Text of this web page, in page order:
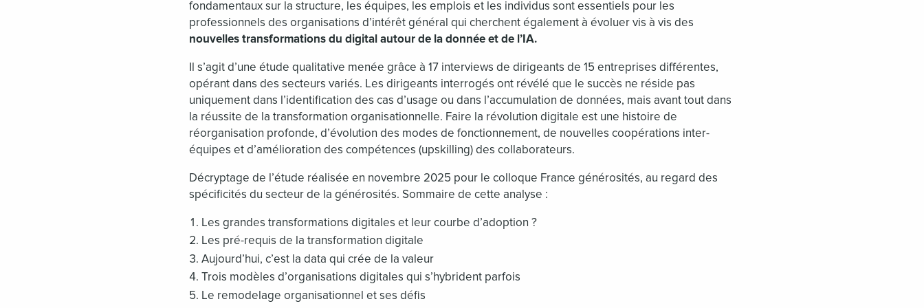
fondamentaux sur la structure, les équipes, les emplois et les individus sont essentiels pour les
professionnels des organisations d’intérêt général qui cherchent également à évoluer vis à vis des
nouvelles transformations du digital autour de la donnée et de l’IA.
Il s’agit d’une étude qualitative menée grâce à 17 interviews de dirigeants de 15 entreprises différentes,
opérant dans des secteurs variés. Les dirigeants interrogés ont révélé que le succès ne réside pas
uniquement dans l’identification des cas d’usage ou dans l’accumulation de données, mais avant tout dans
la réussite de la transformation organisationnelle. Faire la révolution digitale est une histoire de
réorganisation profonde, d’évolution des modes de fonctionnement, de nouvelles coopérations inter-
équipes et d’amélioration des compétences (upskilling) des collaborateurs.
Décryptage de l’étude réalisée en novembre 2025 pour le colloque France générosités, au regard des
spécificités du secteur de la générosités. Sommaire de cette analyse :
Les grandes transformations digitales et leur courbe d’adoption ?
Les pré-requis de la transformation digitale
Aujourd’hui, c’est la data qui crée de la valeur
Trois modèles d’organisations digitales qui s’hybrident parfois
Le remodelage organisationnel et ses défis